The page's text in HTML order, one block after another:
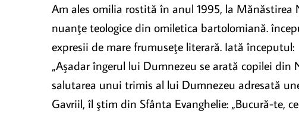
Am ales omilia rostită în anul 1995, la Mănăstirea
nuanţe teologice din omiletica bartolomiană.
expresii de mare frumuseţe literară. Iată începutul:
„Aşadar îngerul lui Dumnezeu se arată copilei
salutarea unui trimis al lui Dumnezeu adresată
Gavriil, îl ştim din Sfânta Evanghelie: „Bucură-te,